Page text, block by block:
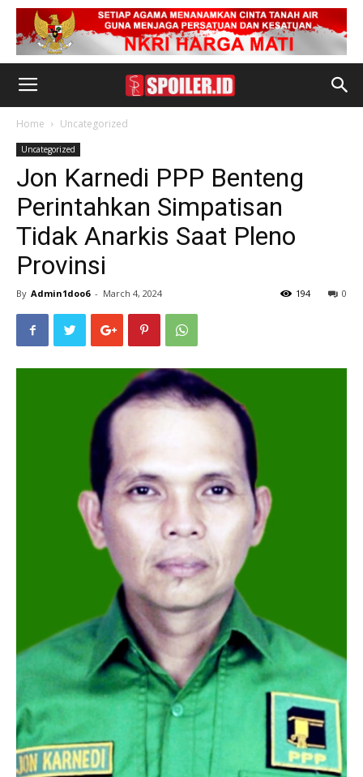
Home Uncategorized
Uncategorized
Jon Karnedi PPP Benteng
Perintahkan Simpatisan
Tidak Anarkis Saat Pleno
Provinsi
By Admin1doo6 - March 4, 2024 0
194